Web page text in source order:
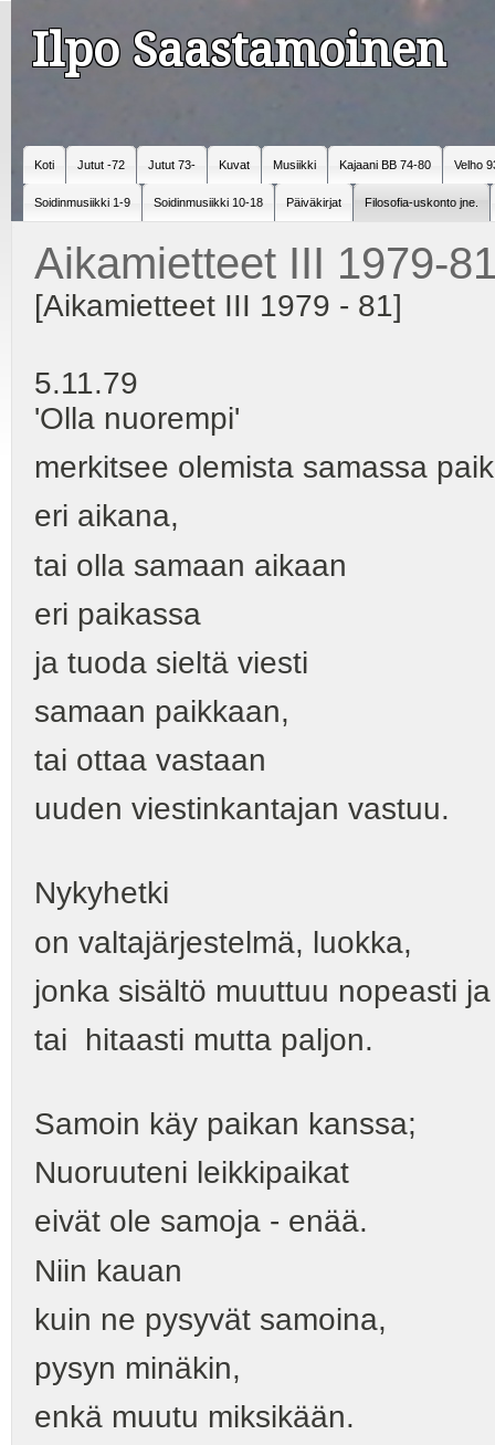
Ilpo Saastamoinen
Koti Jutut -72 Jutut 73- Kuvat Musiikki Kajaani BB 74-80 Velho
Soidinmusiikki 1-9 Soidinmusiikki 10-18 Päiväkirjat Filosofia-uskonto jne.
Aikamietteet III 1979-
[Aikamietteet III 1979 - 81]
5.11.79
'Olla nuorempi'
merkitsee olemista samassa
eri aikana,
tai olla samaan aikaan
eri paikassa
ja tuoda sieltä viesti
samaan paikkaan,
tai ottaa vastaan
uuden viestinkantajan vastuu.
Nykyhetki
on valtajärjestelmä, luokka,
jonka sisältö muuttuu nopeasti
tai hitaasti mutta paljon.
Samoin käy paikan kanssa;
Nuoruuteni leikkipaikat
eivät ole samoja - enää.
Niin kauan
kuin ne pysyvät samoina,
pysyn minäkin,
enkä muutu miksikään.